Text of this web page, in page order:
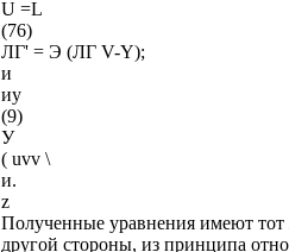
U =L
(76)
ЛГ' = Э (ЛГ V-Y);
и
иу
(9)
У
( uvv \
и.
z
Полученные уравнения имеют
другой стороны, из принципа